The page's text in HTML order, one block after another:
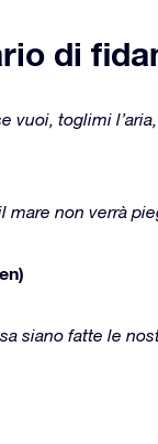
di
vuoi, toglimi
mare non verrà
siano fatte le